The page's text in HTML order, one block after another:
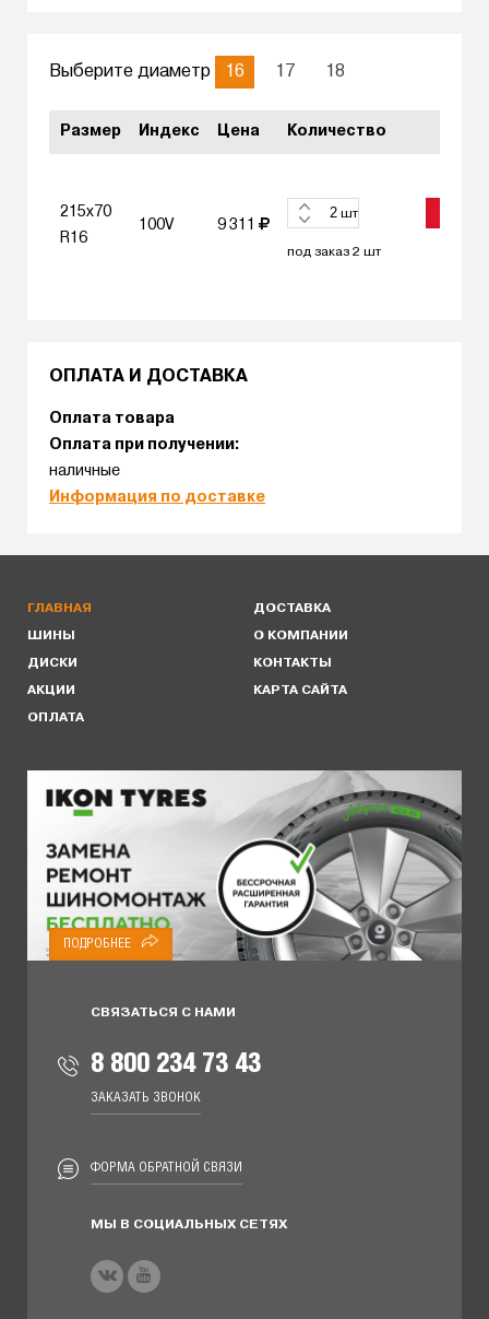
Выберите диаметр 16 17 18
Размер Индекс Цена Количество
215x70
R16
100V 9 311
шт
под заказ 2 шт
ОПЛАТА И ДОСТАВКА
Оплата товара
Оплата при получении:
наличные
Информация по доставке
ГЛАВНАЯ
ШИНЫ
ДИСКИ
АКЦИИ
ОПЛАТА
ДОСТАВКА
О КОМПАНИИ
КОНТАКТЫ
КАРТА САЙТА
ПОДРОБНЕЕ
СВЯЗАТЬСЯ С НАМИ
8 800 234 73 43
ЗАКАЗАТЬ ЗВОНОК
ФОРМА ОБРАТНОЙ СВЯЗИ
МЫ В СОЦИАЛЬНЫХ СЕТЯХ